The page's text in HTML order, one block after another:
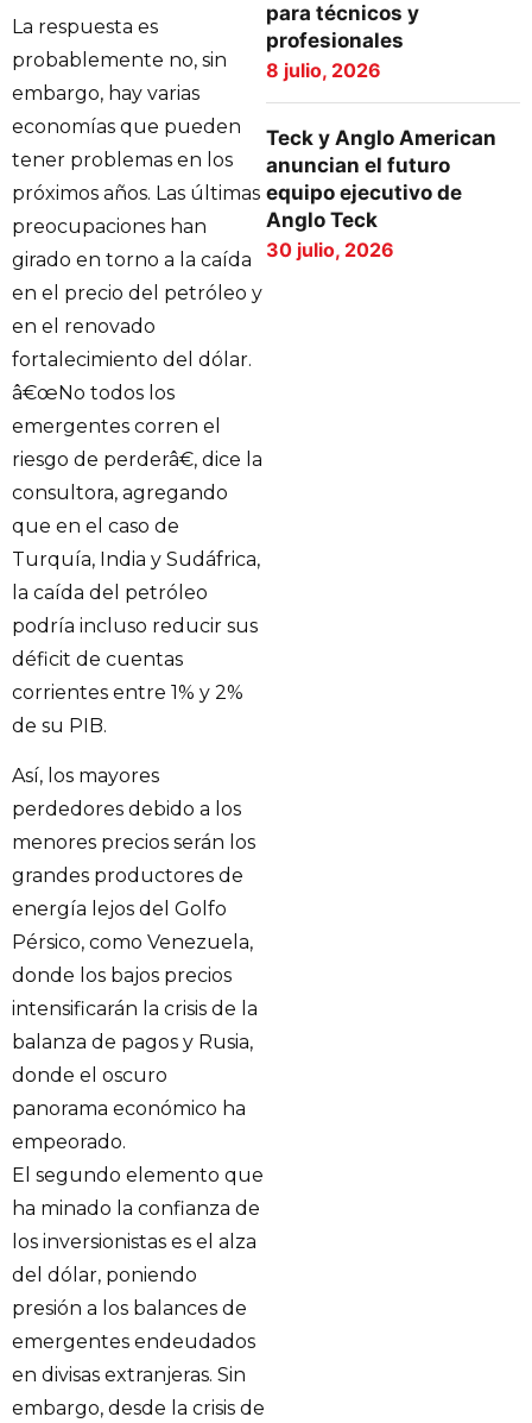
La respuesta es
probablemente no, sin
embargo, hay varias
economías que pueden
tener problemas en los
próximos años. Las últimas
preocupaciones han
girado en torno a la caída
en el precio del petróleo y
en el renovado
fortalecimiento del dólar.
â€œNo todos los
emergentes corren el
riesgo de perderâ€, dice la
consultora, agregando
que en el caso de
Turquía, India y Sudáfrica,
la caída del petróleo
podría incluso reducir sus
déficit de cuentas
corrientes entre 1% y 2%
de su PIB.
Así, los mayores
perdedores debido a los
menores precios serán los
grandes productores de
energía lejos del Golfo
Pérsico, como Venezuela,
donde los bajos precios
intensificarán la crisis de la
balanza de pagos y Rusia,
donde el oscuro
panorama económico ha
empeorado.
El segundo elemento que
ha minado la confianza de
los inversionistas es el alza
del dólar, poniendo
presión a los balances de
emergentes endeudados
en divisas extranjeras. Sin
embargo, desde la crisis de
para técnicos y
profesionales
8 julio, 2026
Teck y Anglo American
anuncian el futuro
equipo ejecutivo de
Anglo Teck
30 julio, 2026